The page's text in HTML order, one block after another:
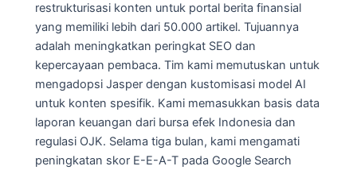
restrukturisasi konten untuk portal berita finansial
yang memiliki lebih dari 50.000 artikel. Tujuannya
adalah meningkatkan peringkat SEO dan
kepercayaan pembaca. Tim kami memutuskan untuk
mengadopsi Jasper dengan kustomisasi model AI
untuk konten spesifik. Kami memasukkan basis data
laporan keuangan dari bursa efek Indonesia dan
regulasi OJK. Selama tiga bulan, kami mengamati
peningkatan skor E-E-A-T pada Google Search